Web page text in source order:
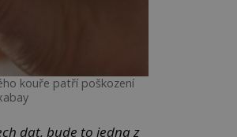
kouře patří poškození
dat, bude to jedna z